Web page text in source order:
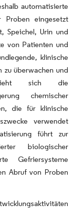
automatisierte
Proben eingesetzt
Speichel, Urin und
von Patienten und
klinische
zu überwachen und
sich die
chemischer
die für klinische
verwendet
führt zur
biologischer
Gefriersysteme
Abruf von Proben